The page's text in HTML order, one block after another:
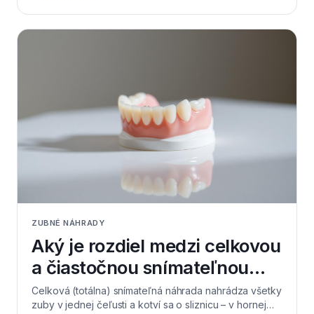
ZUBNÉ NÁHRADY
Aký je rozdiel medzi celkovou
a čiastočnou snímateľnou
náhradou?
Celková (totálna) snímateľná náhrada nahrádza všetky
zuby v jednej čeľusti a kotví sa o sliznicu – v hornej